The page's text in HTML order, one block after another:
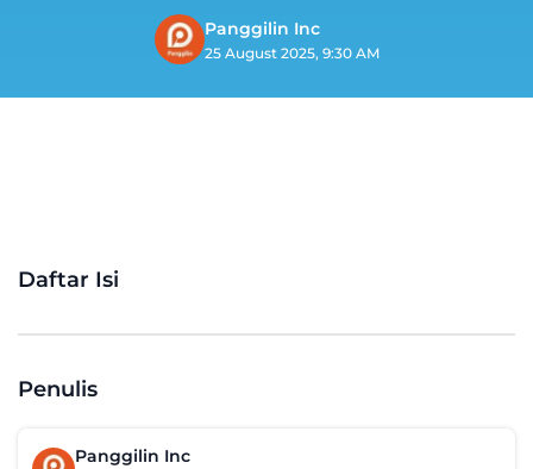
Panggilin Inc
25 August 2025, 9:30 AM
Daftar Isi
Penulis
Panggilin Inc